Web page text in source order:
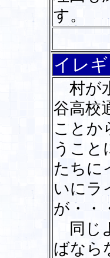
す。
イレ
村が
谷高校
ことか
うこと
たちに
いにラ
が・・
同じ
ばなら